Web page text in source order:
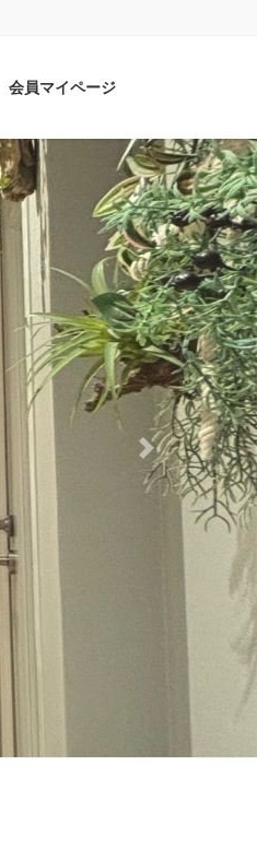
会員マイページ
Next